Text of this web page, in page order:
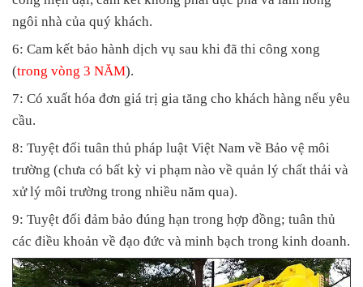
ngôi nhà của quý khách.
6: Cam kết bảo hành dịch vụ sau khi đã thi công xong
(trong vòng 3 NĂM).
7: Có xuất hóa đơn giá trị gia tăng cho khách hàng nếu yêu
cầu.
8: Tuyệt đối tuân thủ pháp luật Việt Nam về Bảo vệ môi
trường (chưa có bất kỳ vi phạm nào về quản lý chất thải và
xử lý môi trường trong nhiều năm qua).
9: Tuyệt đối đảm bảo đúng hạn trong hợp đồng; tuân thủ
các điều khoản về đạo đức và minh bạch trong kinh doanh.